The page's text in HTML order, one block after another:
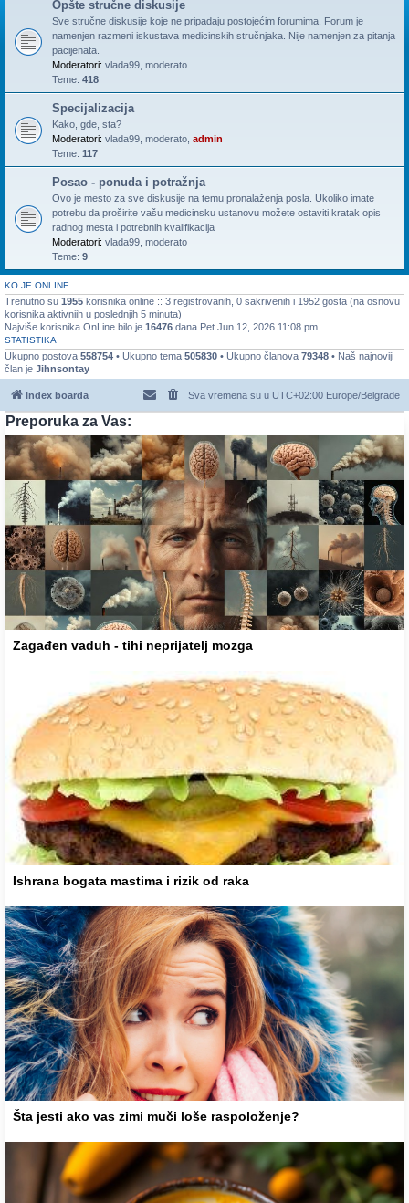
Opšte stručne diskusije
Sve stručne diskusije koje ne pripadaju postojećim forumima. Forum je
namenjen razmeni iskustava medicinskih stručnjaka. Nije namenjen za pitanja
pacijenata.
Moderatori: vlada99 moderato
Teme: 418
Specijalizacija
Kako, gde, sta?
Moderatori: vlada99 moderato admin
Teme: 117
Posao - ponuda i potražnja
Ovo je mesto za sve diskusije na temu pronalaženja posla. Ukoliko imate
potrebu da proširite vašu medicinsku ustanovu možete ostaviti kratak opis
radnog mesta i potrebnih kvalifikacija
Moderatori: vlada99 moderato
Teme: 9
KO JE ONLINE
Trenutno su 1955 korisnika online :: 3 registrovanih, 0 sakrivenih i 1952 gosta (na osnovu
korisnika aktivniih u poslednjih 5 minuta)
Najviše korisnika OnLine bilo je 16476 dana Pet Jun 12, 2026 11:08 pm
STATISTIKA
Ukupno postova 558754 • Ukupno tema 505830 • Ukupno članova 79348 • Naš najnoviji
član je Jihnsontay
Index boarda Sva vremena su u UTC+02:00 Europe/Belgrade
Preporuka za Vas:
Zagađen vaduh - tihi neprijatelj mozga
Ishrana bogata mastima i rizik od raka
Šta jesti ako vas zimi muči loše raspoloženje?